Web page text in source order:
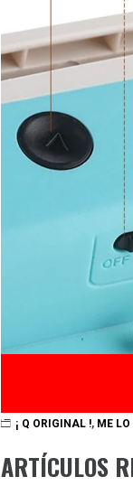
¡ Q ORIGINAL !, ME LO
ARTÍCULOS